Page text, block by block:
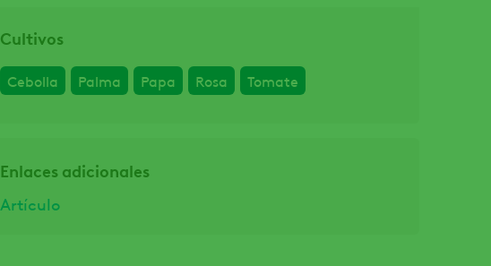
Cultivos
Cebolla Palma Papa Rosa Tomate
Enlaces adicionales
Artículo